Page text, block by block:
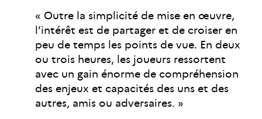
« Outre la simplicité de mise en œuvre,
l’intérêt est de partager et de croiser en
peu de temps les points de vue. En deux
ou trois heures, les joueurs ressortent
avec un gain énorme de compréhension
des enjeux et capacités des uns et des
autres, amis ou adversaires. »